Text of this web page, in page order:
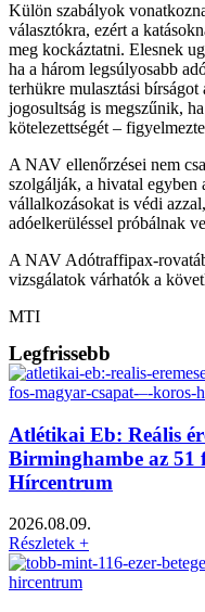
Külön szabályok
választókra, ezért a
meg kockáztatni. Elesnek
ha a három legsúlyosabb
terhükre mulasztási
jogosultság is megszűnik,
kötelezettségét –
A NAV ellenőrzései nem
szolgálják, a hivatal egyben
vállalkozásokat is védi
adóelkerüléssel próbálnak
A NAV Adótraffipax-
vizsgálatok várhatók a
MTI
Legfrissebb
Atlétikai Eb: Reális
Birminghambe az 51
Hírcentrum
2026.08.09.
Részletek +